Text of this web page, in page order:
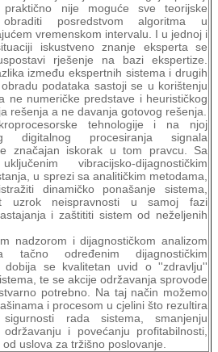
nije moguće sve teorijske
obraditi posredstvom algoritma u
vremenskom intervalu. I u jednoj i
iskustveno znanje eksperta se
rješenje na bazi ekspertize.
između ekspertnih sistema i drugih
podataka sastoji se u korištenju
ne numeričke predstave i heurističkog
rešenja a ne davanja gotovog rešenja.
tehnologije i na njoj
digitalnog procesiranja signala
značajan iskorak u tom pravcu. Sa
vibracijsko-dijagnostičkim
u sprezi sa analitičkim metodama,
dinamičko ponašanje sistema,
uzrok neispravnosti u samoj fazi
i zaštititi sistem od neželjenih
nadzorom i dijagnostičkom analizom
tačno određenim dijagnostičkim
dobija se kvalitetan uvid o ''zdravlju''
te se akcije održavanja sprovode
potrebno. Na taj način možemo
i procesom u cjelini što rezultira
sigurnosti rada sistema, smanjenju
i povećanju profitabilnosti,
uslova za tržišno poslovanje.